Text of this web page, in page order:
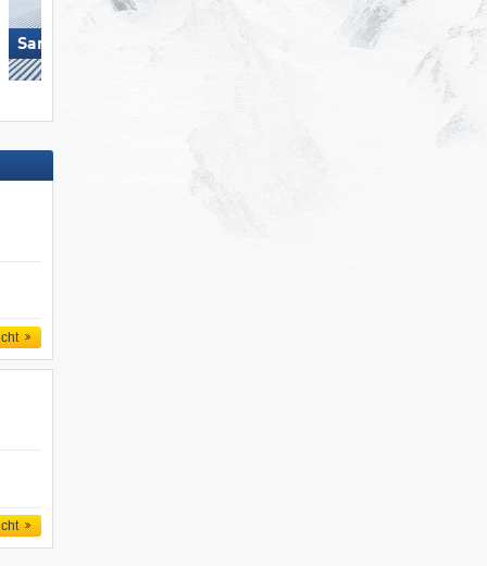
San Martino di Castrozza
Ponte di Legno/​Tonale/​Presena
Gletscher/​Temù (Pontedilegno-